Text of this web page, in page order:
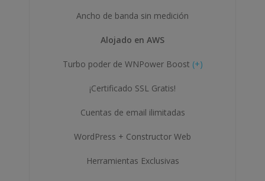
Ancho de banda sin medición
Alojado en AWS
Turbo poder de WNPower Boost (+)
¡Certificado SSL Gratis!
Cuentas de email ilimitadas
WordPress + Constructor Web
Herramientas Exclusivas